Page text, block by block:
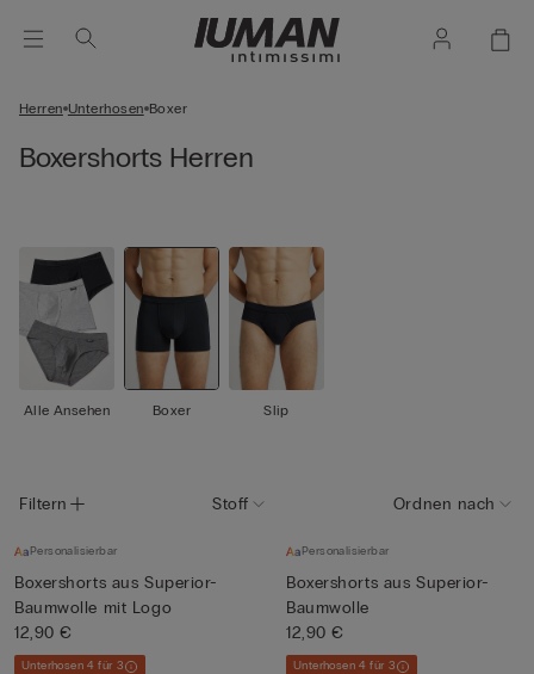
Herren Unterhosen Boxer
Boxershorts Herren
Alle Ansehen Boxer Slip
Filtern Stoff Ordnen nach
Personalisierbar
Boxershorts aus Superior-
Baumwolle mit Logo
12,90 €
Unterhosen 4 für 3
Personalisierbar
Boxershorts aus Superior-
Baumwolle
12,90 €
Unterhosen 4 für 3